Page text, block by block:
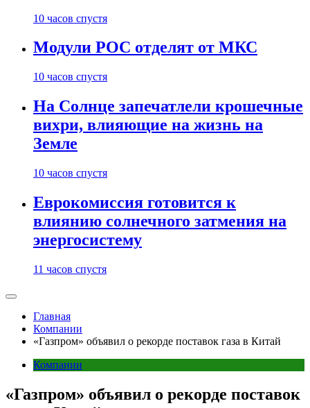
10 часов спустя
Модули РОС отделят от МКС
10 часов спустя
На Солнце запечатлели крошечные
вихри, влияющие на жизнь на
Земле
10 часов спустя
Еврокомиссия готовится к
влиянию солнечного затмения на
энергосистему
11 часов спустя
Главная
Компании
«Газпром» объявил о рекорде поставок газа в Китай
Компании
«Газпром» объявил о рекорде поставок